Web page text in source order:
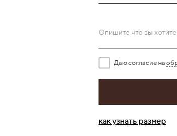
Опишите что вы хотите
Даю согласие на
как узнать размер